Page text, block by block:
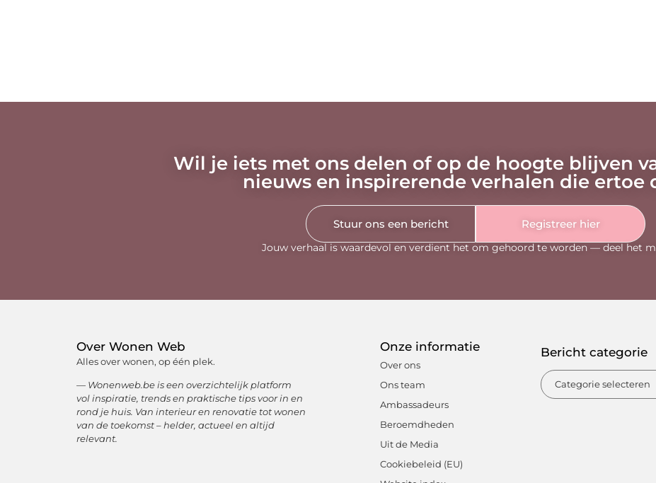
Wil je iets met ons delen of op de hoogte blijven
nieuws en inspirerende verhalen die ertoe
Stuur ons een bericht Registreer hier
Jouw verhaal is waardevol en verdient het om gehoord te worden — deel het
Over Wonen Web
Alles over wonen, op één plek.
— Wonenweb.be is een overzichtelijk platform
vol inspiratie, trends en praktische tips voor in en
rond je huis. Van interieur en renovatie tot wonen
van de toekomst – helder, actueel en altijd
relevant.
Onze informatie
Over ons
Ons team
Ambassadeurs
Beroemdheden
Uit de Media
Cookiebeleid (EU)
Bericht categorie